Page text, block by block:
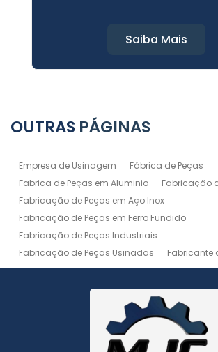
Saiba Mais
OUTRAS PÁGINAS
Empresa de Usinagem
Fábrica de Peças
Fabrica de Peças em Aluminio
Fabricação
Fabricação de Peças em Aço Inox
Fabricação de Peças em Ferro Fundido
Fabricação de Peças Industriais
Fabricação de Peças Usinadas
Fabricante
Fabricante de Peças de Máquinas
Manutenção de Máquina
Peças Usinadas
Serviço de Soldagem
Serviço de Usinagem
Serviço de Usinagem
Serviços de Usinagem CNC